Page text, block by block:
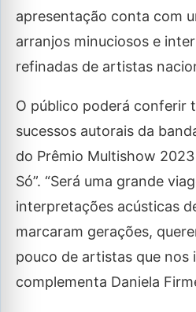
apresentação conta com
arranjos minuciosos e
refinadas de artistas
O público poderá conferir
sucessos autorais da
do Prêmio Multishow 2023
Só”. “Será uma grande
interpretações acústicas
marcaram gerações,
pouco de artistas que nos
complementa Daniela